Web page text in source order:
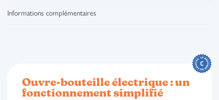
Informations complémentaires
Ouvre-bouteille électrique : un
fonctionnement simplifié